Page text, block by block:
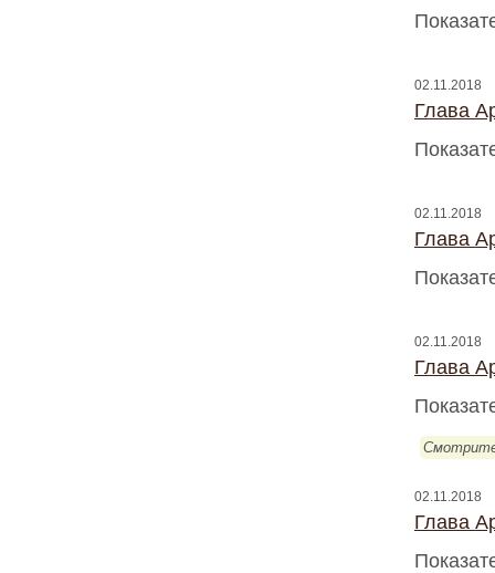
02.11.2018
Глава
02.11.2018
Глава
02.11.2018
Глава
02.11.2018
Глава